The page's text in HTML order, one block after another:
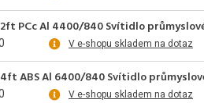
PCc Al 4400/840 Svítidlo
V e-shopu skladem na dotaz
ABS Al 6400/840 Svítidlo
V e-shopu skladem na dotaz